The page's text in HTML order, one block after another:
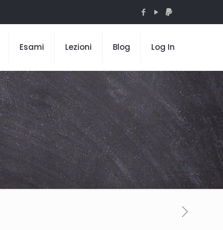
Esami Lezioni Blog Log In